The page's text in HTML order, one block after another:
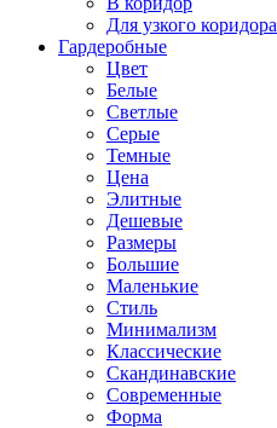
Для узкого коридора
Гардеробные
Цвет
Белые
Светлые
Серые
Темные
Цена
Элитные
Дешевые
Размеры
Большие
Маленькие
Стиль
Минимализм
Классические
Скандинавские
Современные
Форма